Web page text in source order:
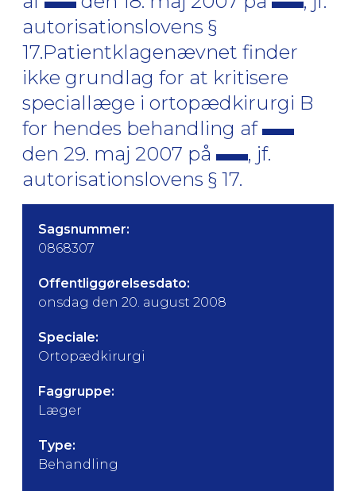
autorisationslovens §
17.Patientklagenævnet finder
ikke grundlag for at kritisere
speciallæge i ortopædkirurgi B
for hendes behandling af
den 29. maj 2007 på
, jf.
autorisationslovens § 17.
Sagsnummer:
0868307
Offentliggørelsesdato:
onsdag den 20. august 2008
Speciale:
Ortopædkirurgi
Faggruppe:
Læger
Type:
Behandling